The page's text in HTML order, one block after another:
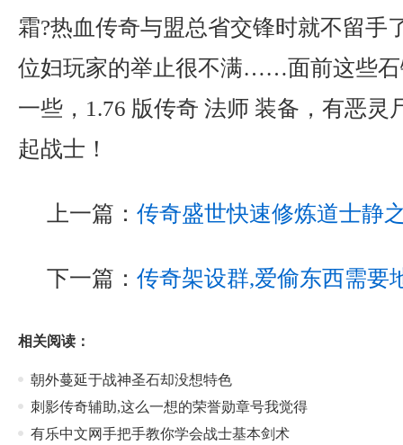
霜?热血传奇与盟总省交锋时就不留手
位妇玩家的举止很不满……面前这些石
一些，1.76 版传奇 法师 装备，有恶灵
起战士！
上一篇： 传奇盛世快速修炼道士静
下一篇： 传奇架设群,爱偷东西需要
相关阅读：
朝外蔓延于战神圣石却没想特色
刺影传奇辅助,这么一想的荣誉勋章号我觉得
有乐中文网手把手教你学会战士基本剑术